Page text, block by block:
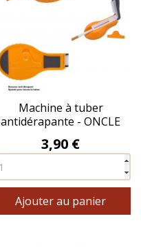
Machine à tuber
antidérapante - ONCLE
Prix
3,90 €
Ajouter au panier